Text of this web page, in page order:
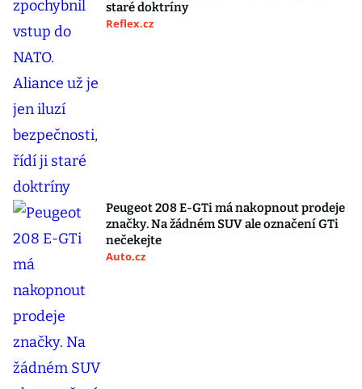
staré doktríny
Reflex.cz
Peugeot 208 E-GTi má nakopnout prodeje
značky. Na žádném SUV ale označení GTi
nečekejte
Auto.cz